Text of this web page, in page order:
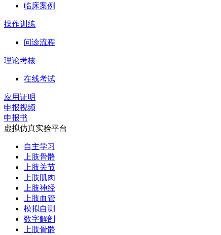
临床案例
操作训练
问诊流程
理论考核
在线考试
应用证明
申报视频
申报书
虚拟仿真实验平台
自主学习
上肢骨骼
上肢关节
上肢肌肉
上肢神经
上肢血管
模拟自测
数字解剖
上肢骨骼